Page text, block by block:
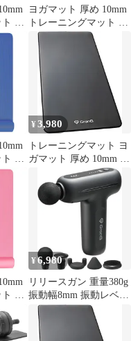
ト ス
レ
エ
ヨガマット 厚め 10mm
トレーニングマット ス
トレッチマット 筋トレ
マット 180cm×60cm グ
レー GronG（グロン
グ）
ト ス
レ
デ
¥3,980
トレーニングマット ヨ
ガマット 厚め 10mm 大
きめ 186cm×90cm 前田
トレーナー監修 ストレ
ッチマット 筋トレマッ
ト 幅広 防音
GronG（グロング）
ト ス
レ
ピ
ン
¥6,980
リリースガン 重量380g
振動幅8mm 振動レベル
5段階 ヘッド形状5種類
静音設計 Type-C充電
GronG（グロング）